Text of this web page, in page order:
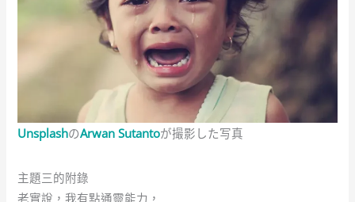
UnsplashのArwan Sutantoが撮影した写真
主題三的附錄
老實說，我有點通靈能力，